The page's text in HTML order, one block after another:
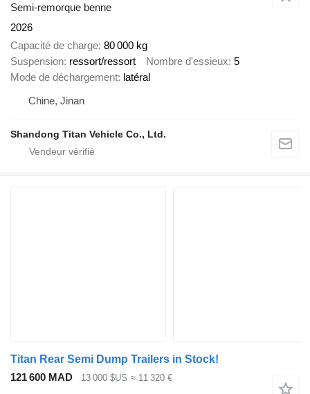
Semi-remorque benne
2026
Capacité de charge 80 000 kg
Suspension ressort/ressort Nombre d'essieux 5
Mode de déchargement latéral
Chine, Jinan
Shandong Titan Vehicle Co., Ltd.
Titan Rear Semi Dump Trailers in Stock!
121 600 MAD
13 000 $US ≈ 11 320 €